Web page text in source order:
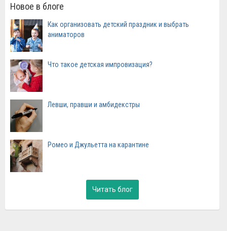
Новое в блоге
Как организовать детский праздник и выбрать
аниматоров
Что такое детская импровизация?
Левши, правши и амбидекстры
Ромео и Джульетта на карантине
Читать блог